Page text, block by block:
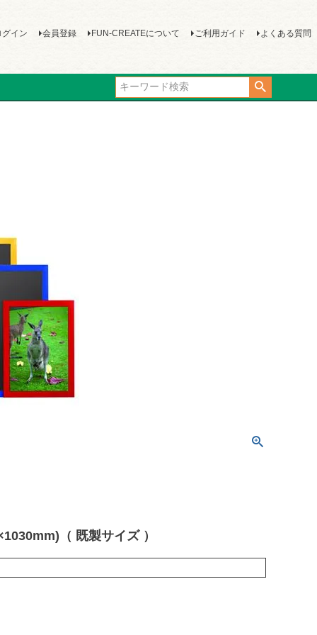
グイン 会員登録 FUN-CREATEについて ご利用ガイド よくある質問
（ 既製サイズ ）